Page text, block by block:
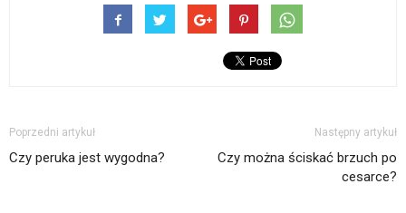
Poprzedni artykuł
Czy peruka jest wygodna?
Następny artykuł
Czy można ściskać brzuch po
cesarce?